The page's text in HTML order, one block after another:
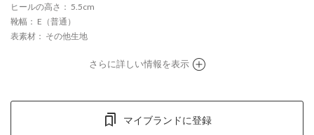
ヒールの高さ ： 5.5cm
靴幅 ： E（普通）
表素材 ： その他生地
さらに詳しい情報を表示
マイブランドに登録